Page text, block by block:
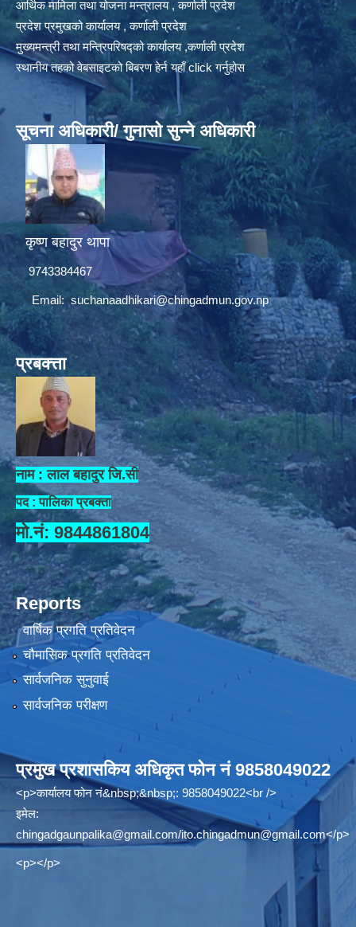
आर्थिक मामिला तथा योजना मन्त्रालय , कर्णाली प्रदेश
प्रदेश प्रमुखको कार्यालय , कर्णाली प्रदेश
मुख्यमन्त्री तथा मन्त्रिपरिषद्को कार्यालय ,कर्णाली प्रदेश
स्थानीय तहको वेबसाइटको बिबरण हेर्न यहाँ click गर्नुहोस
सूचना अधिकारी/ गुनासो सुन्ने अधिकारी
कृष्ण बहादुर थापा
9743384467
Email:suchanaadhikari@chingadmun.gov.np
प्रबक्त्ता
नाम : लाल बहादुर जि.सी
पद : पालिका प्रबक्ता
मो.नं: 9844861804
Reports
वार्षिक प्रगति प्रतिवेदन
चौमासिक प्रगति प्रतिवेदन
सार्वजनिक सुनुवाई
सार्वजनिक परीक्षण
प्रमुख प्रशासकिय अधिकृत फोन नं 9858049022
<p>कार्यालय फोन नं&nbsp;&nbsp;: 9858049022<br />
इमेल:
chingadgaunpalika@gmail.com/ito.chingadmun@gmail.com</p>
<p></p>